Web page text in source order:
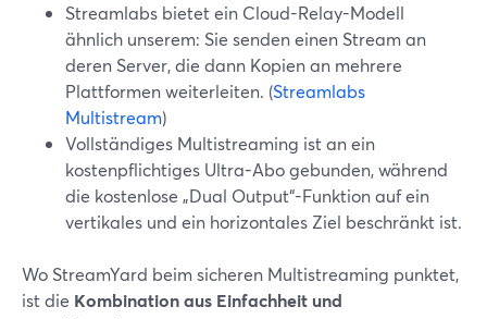
Streamlabs bietet ein Cloud-Relay-Modell
ähnlich unserem: Sie senden einen Stream an
deren Server, die dann Kopien an mehrere
Plattformen weiterleiten. (Streamlabs
Multistream)
Vollständiges Multistreaming ist an ein
kostenpflichtiges Ultra-Abo gebunden, während
die kostenlose „Dual Output“-Funktion auf ein
vertikales und ein horizontales Ziel beschränkt ist.
Wo StreamYard beim sicheren Multistreaming punktet,
ist die Kombination aus Einfachheit und